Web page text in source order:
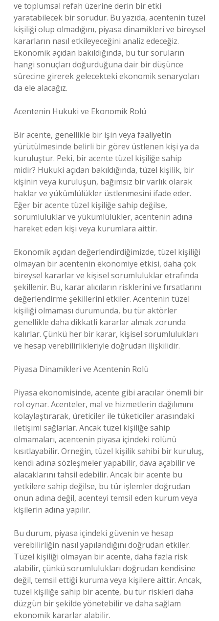
ve toplumsal refah üzerine derin bir etki
yaratabilecek bir sorudur. Bu yazıda, acentenin tüzel
kişiliği olup olmadığını, piyasa dinamikleri ve bireysel
kararların nasıl etkileyeceğini analiz edeceğiz.
Ekonomik açıdan bakıldığında, bu tür soruların
hangi sonuçları doğurduğuna dair bir düşünce
sürecine girerek gelecekteki ekonomik senaryoları
da ele alacağız.
Acentenin Hukuki ve Ekonomik Rolü
Bir acente, genellikle bir işin veya faaliyetin
yürütülmesinde belirli bir görev üstlenen kişi ya da
kuruluştur. Peki, bir acente tüzel kişiliğe sahip
midir? Hukuki açıdan bakıldığında, tüzel kişilik, bir
kişinin veya kuruluşun, bağımsız bir varlık olarak
haklar ve yükümlülükler üstlenmesini ifade eder.
Eğer bir acente tüzel kişiliğe sahip değilse,
sorumluluklar ve yükümlülükler, acentenin adına
hareket eden kişi veya kurumlara aittir.
Ekonomik açıdan değerlendirdiğimizde, tüzel kişiliği
olmayan bir acentenin ekonomiye etkisi, daha çok
bireysel kararlar ve kişisel sorumluluklar etrafında
şekillenir. Bu, karar alıcıların risklerini ve fırsatlarını
değerlendirme şekillerini etkiler. Acentenin tüzel
kişiliği olmaması durumunda, bu tür aktörler
genellikle daha dikkatli kararlar almak zorunda
kalırlar. Çünkü her bir karar, kişisel sorumlulukları
ve hesap verebilirlikleriyle doğrudan ilişkilidir.
Piyasa Dinamikleri ve Acentenin Rolü
Piyasa ekonomisinde, acente gibi aracılar önemli bir
rol oynar. Acenteler, mal ve hizmetlerin dağılımını
kolaylaştırarak, üreticiler ile tüketiciler arasındaki
iletişimi sağlarlar. Ancak tüzel kişiliğe sahip
olmamaları, acentenin piyasa içindeki rolünü
kısıtlayabilir. Örneğin, tüzel kişilik sahibi bir kuruluş,
kendi adına sözleşmeler yapabilir, dava açabilir ve
alacaklarını tahsil edebilir. Ancak bir acente bu
yetkilere sahip değilse, bu tür işlemler doğrudan
onun adına değil, acenteyi temsil eden kurum veya
kişilerin adına yapılır.
Bu durum, piyasa içindeki güvenin ve hesap
verebilirliğin nasıl yapılandığını doğrudan etkiler.
Tüzel kişiliği olmayan bir acente, daha fazla risk
alabilir, çünkü sorumlulukları doğrudan kendisine
değil, temsil ettiği kuruma veya kişilere aittir. Ancak,
tüzel kişiliğe sahip bir acente, bu tür riskleri daha
düzgün bir şekilde yönetebilir ve daha sağlam
ekonomik kararlar alabilir.